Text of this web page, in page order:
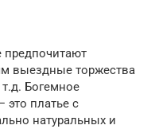
выездные торжества
Богемное
это платье с
натуральных и